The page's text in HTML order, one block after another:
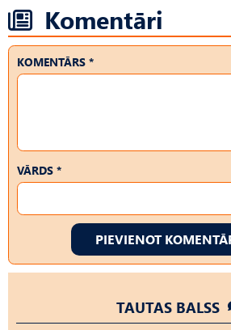
Komentāri
KOMENTĀRS *
VĀRDS *
PIEVIENOT
TAUTAS BALSS